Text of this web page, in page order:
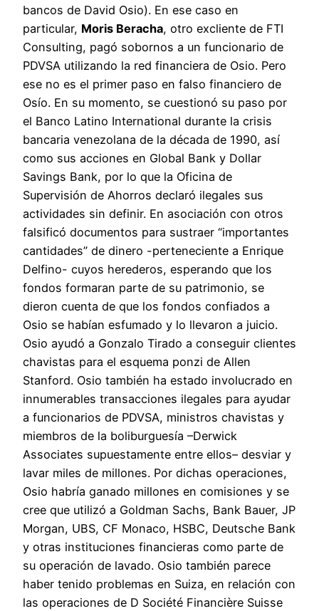
bancos de David Osio). En ese caso en
particular, Moris Beracha, otro excliente de FTI
Consulting, pagó sobornos a un funcionario de
PDVSA utilizando la red financiera de Osio. Pero
ese no es el primer paso en falso financiero de
Osío. En su momento, se cuestionó su paso por
el Banco Latino International durante la crisis
bancaria venezolana de la década de 1990, así
como sus acciones en Global Bank y Dollar
Savings Bank, por lo que la Oficina de
Supervisión de Ahorros declaró ilegales sus
actividades sin definir. En asociación con otros
falsificó documentos para sustraer “importantes
cantidades” de dinero -perteneciente a Enrique
Delfino- cuyos herederos, esperando que los
fondos formaran parte de su patrimonio, se
dieron cuenta de que los fondos confiados a
Osio se habían esfumado y lo llevaron a juicio.
Osio ayudó a Gonzalo Tirado a conseguir clientes
chavistas para el esquema ponzi de Allen
Stanford. Osio también ha estado involucrado en
innumerables transacciones ilegales para ayudar
a funcionarios de PDVSA, ministros chavistas y
miembros de la boliburguesía –Derwick
Associates supuestamente entre ellos– desviar y
lavar miles de millones. Por dichas operaciones,
Osio habría ganado millones en comisiones y se
cree que utilizó a Goldman Sachs, Bank Bauer, JP
Morgan, UBS, CF Monaco, HSBC, Deutsche Bank
y otras instituciones financieras como parte de
su operación de lavado. Osio también parece
haber tenido problemas en Suiza, en relación con
las operaciones de D Société Financière Suisse